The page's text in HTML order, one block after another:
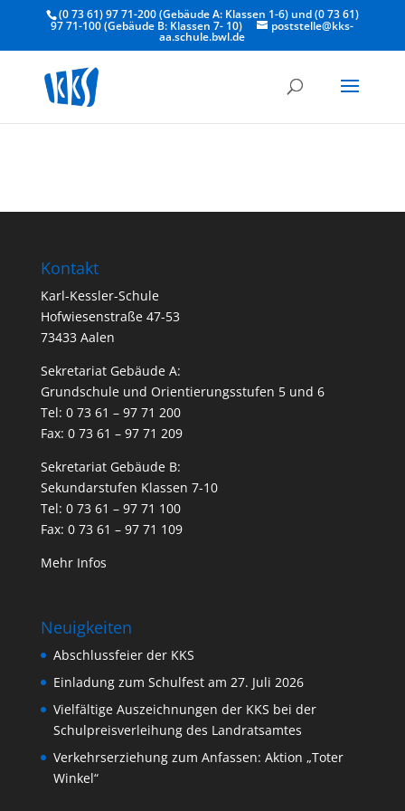
(0 73 61) 97 71-200 (Gebäude A: Klassen 1-6) und (0 73 61)
97 71-100 (Gebäude B: Klassen 7- 10) poststelle@kks-
aa.schule.bwl.de
Kontakt
Karl-Kessler-Schule
Hofwiesenstraße 47-53
73433 Aalen
Sekretariat Gebäude A:
Grundschule und Orientierungsstufen 5 und 6
Tel: 0 73 61 – 97 71 200
Fax: 0 73 61 – 97 71 209
Sekretariat Gebäude B:
Sekundarstufen Klassen 7-10
Tel: 0 73 61 – 97 71 100
Fax: 0 73 61 – 97 71 109
Mehr Infos
Neuigkeiten
Abschlussfeier der KKS
Einladung zum Schulfest am 27. Juli 2026
Vielfältige Auszeichnungen der KKS bei der
Schulpreisverleihung des Landratsamtes
Verkehrserziehung zum Anfassen: Aktion „Toter
Winkel“